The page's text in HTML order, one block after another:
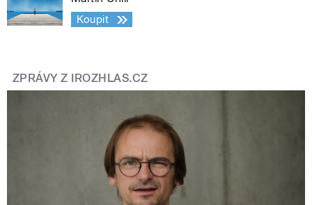
Koupit
ZPRÁVY Z IROZHLAS.CZ